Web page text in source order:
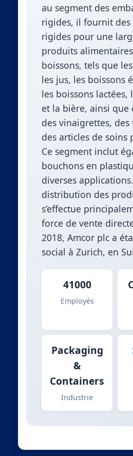
au segment des
rigides, il fournit des
rigides pour une
produits
boissons, tels que les
les jus, les boissons
les boissons lactées,
et la bière, ainsi que
des vinaigrettes,
des articles de soins
Ce segment inclut
bouchons en
diverses
distribution des
s’effectue
force de vente
2018, Amcor plc a
social à Zurich, en
41000
Employés
Packaging
&
Containers
Industrie